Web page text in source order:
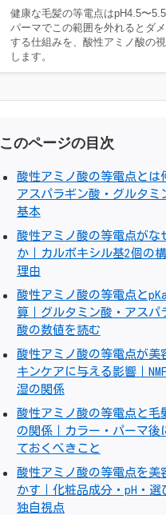
健康な毛髪の等電点はpH4.5〜
パーマでこの範囲を外れるとダ
する仕組みを、酸性アミノ酸の
します。
このページの目次
酸性アミノ酸の等電点とは
アスパラギン酸・グルタミ
基本
酸性アミノ酸の等電点がな
か｜カルボキシル基2個の
理由
酸性アミノ酸の等電点と
算｜グルタミン酸・アスパ
酸の数値を読む
酸性アミノ酸の等電点が美
キンケアに与える影響｜
湿の関係
酸性アミノ酸の等電点と毛
の関係｜カラー・パーマ後
ておくべきこと
酸性アミノ酸の等電点を美
かす｜化粧品成分・pH・選
独自視点